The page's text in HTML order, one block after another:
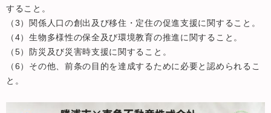
すること。
（3）関係人口の創出及び移住・定住の促進支援に関すること。
（4）生物多様性の保全及び環境教育の推進に関すること。
（5）防災及び災害時支援に関すること。
（6）その他、前条の目的を達成するために必要と認められるこ
と。